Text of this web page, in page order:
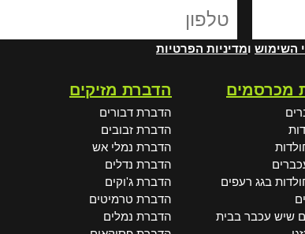
השימוש ומדיניות הפרטיות
מכרסמים
בגג רעפים
שיש עכבר בבית
הדברת מזיקים
הדברת דבורים
הדברת זבובים
הדברת נמלי אש
הדברת נדלים
הדברת ג'וקים
הדברת טרמיטים
הדברת נמלים